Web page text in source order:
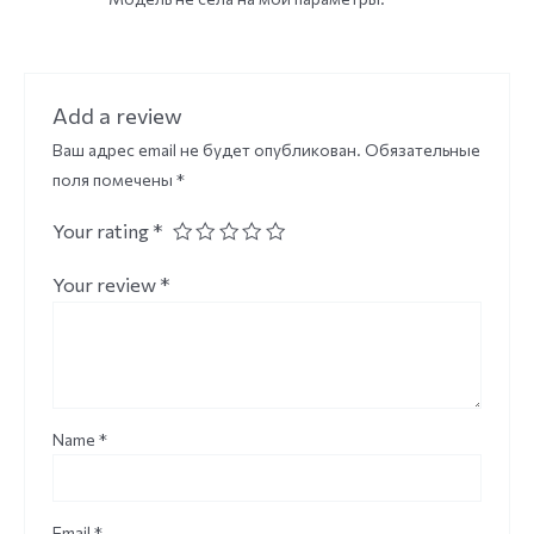
Add a review
Ваш адрес email не будет опубликован. Обязательные
поля помечены *
Your rating *
Your review *
Name *